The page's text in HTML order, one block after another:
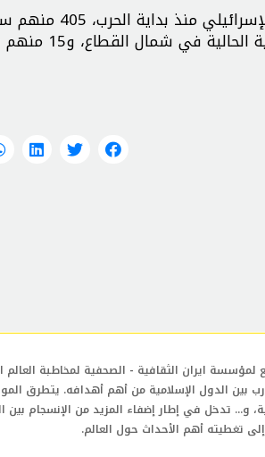
في حين، أكدت “إذاعة جيش الاحتلال”، مقتل 840 جنديا في
خلال المناورة البرية في قطاع غزة ، و55 منهم
ايران الثقافية - الصحفية لمخاطبة العالم
بين الدول الإسلامية من أهم أهدافه. يتطرق
و... تدخل في إطار إضفاء المزيد من الإنسجام بين
إلى تغطيته أهم الأحداث حول العالم.